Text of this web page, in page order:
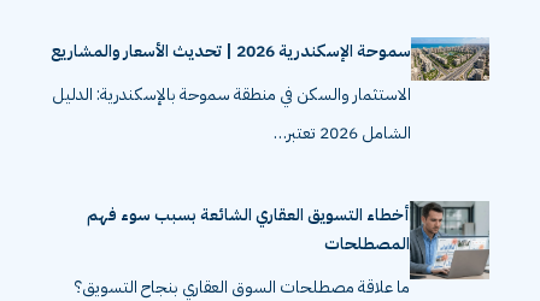
سموحة الإسكندرية 2026 | تحديث الأسعار والمشاريع
الاستثمار والسكن في منطقة سموحة بالإسكندرية: الدليل
الشامل 2026 تعتبر…
أخطاء التسويق العقاري الشائعة بسبب سوء فهم
المصطلحات
ما علاقة مصطلحات السوق العقاري بنجاح التسويق؟